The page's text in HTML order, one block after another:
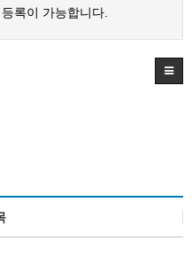
록이 가능합니다.